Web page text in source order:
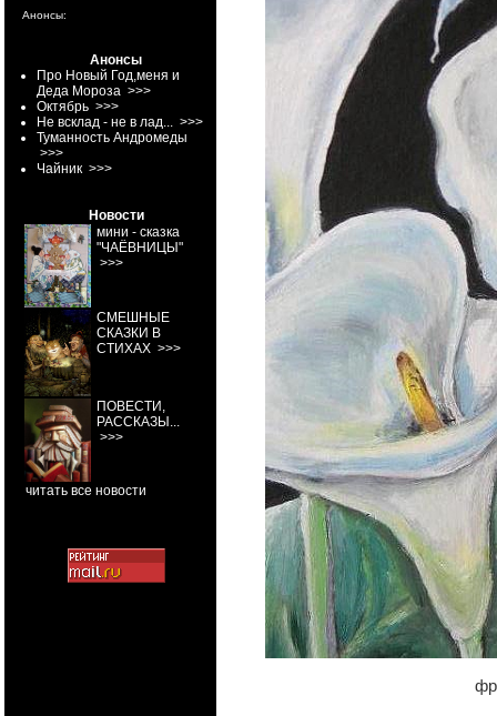
Анонсы:
Анонсы
Про Новый Год,меня и
Деда Мороза >>>
Октябрь >>>
Не всклад - не в лад... >>>
Туманность Андромеды
>>>
Чайник >>>
Новости
мини - сказка
"ЧАЁВНИЦЫ"
>>>
СМЕШНЫЕ
СКАЗКИ В
СТИХАХ >>>
ПОВЕСТИ,
РАССКАЗЫ...
>>>
читать все новости